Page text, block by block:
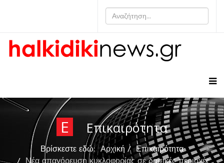
Ε Επικαιρότητα
Βρίσκεστε εδώ:Αρχική
Επικαιρότητα
Νέα απαγόρευση κυκλοφορίας σε δασικές περιοχές